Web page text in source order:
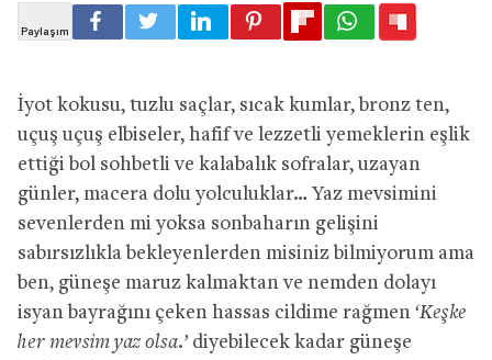
İyot kokusu, tuzlu saçlar, sıcak kumlar, bronz ten,
uçuş uçuş elbiseler, hafif ve lezzetli yemeklerin eşlik
ettiği bol sohbetli ve kalabalık sofralar, uzayan
günler, macera dolu yolculuklar… Yaz mevsimini
sevenlerden mi yoksa sonbaharın gelişini
sabırsızlıkla bekleyenlerden misiniz bilmiyorum ama
ben, güneşe maruz kalmaktan ve nemden dolayı
isyan bayrağını çeken hassas cildime rağmen ‘Keşke
her mevsim yaz olsa.’ diyebilecek kadar güneşe